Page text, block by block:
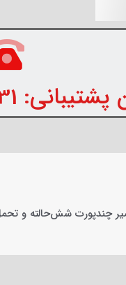
31 13 39 74 - 021